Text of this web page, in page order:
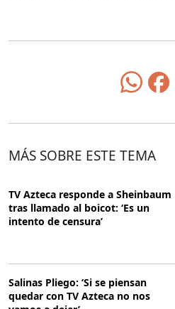
MÁS SOBRE ESTE TEMA
TV Azteca responde a Sheinbaum
tras llamado al boicot: ‘Es un
intento de censura’
Salinas Pliego: ‘Si se piensan
quedar con TV Azteca no nos